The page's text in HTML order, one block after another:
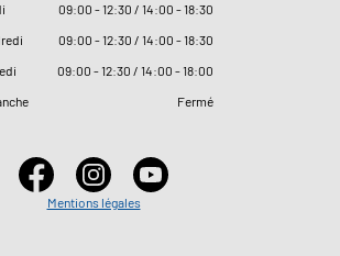
09:00 - 12:30 / 14:00 - 18:30
09:00 - 12:30 / 14:00 - 18:30
09:00 - 12:30 / 14:00 - 18:00
Fermé
Mentions légales